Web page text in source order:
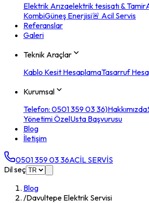
Elektrik Arızaelektrik tesisatı & Tamir
KombiGüneş Enerjisi🚨 Acil Servis
Referanslar
Galeri
Teknik Araçlar
Kablo Kesit HesaplamaTasarruf
Kurumsal
Telefon: 0501 359 03 36)Hakkımızda
Yönetimi ÖzelUsta Başvurusu
Blog
İletişim
0501 359 03 36ACİL SERVİS
Dil seç
Blog
/Davultepe Elektrik Servisi